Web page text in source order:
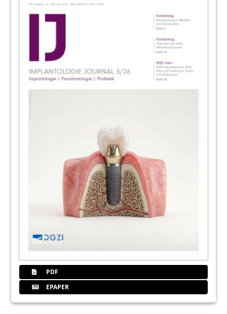
der Dentory Box
Augmentation des Hart- und
Weichgewebes mit 3D-Planung
Marktübersicht: Membranen in der
Zahnmedizin
Jürgen Isbaner
Geistlich Biomaterials
Vertriebsgesellschaft mbH
Redaktion
34Die DGZI stellt sich vor
Redaktion
36BdZA kooperiert mit der Deutsche
PDF
EPAPER